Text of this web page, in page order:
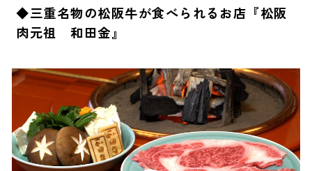
◆三重名物の松阪牛が食べられるお店『松阪
肉元祖 和田金』